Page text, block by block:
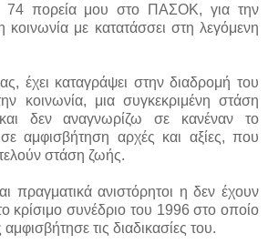
74 πορεία μου στο ΠΑΣΟΚ, για την
με κατατάσσει στη λεγόμενη
έχει καταγράψει στην διαδρομή του
κοινωνία, μια συγκεκριμένη στάση
δεν αναγνωρίζω σε κανέναν το
αμφισβήτηση αρχές και αξίες, που
στάση ζωής.
πραγματικά ανιστόρητοι η δεν έχουν
κρίσιμο συνέδριο του 1996 στο οποίο
τις διαδικασίες του.